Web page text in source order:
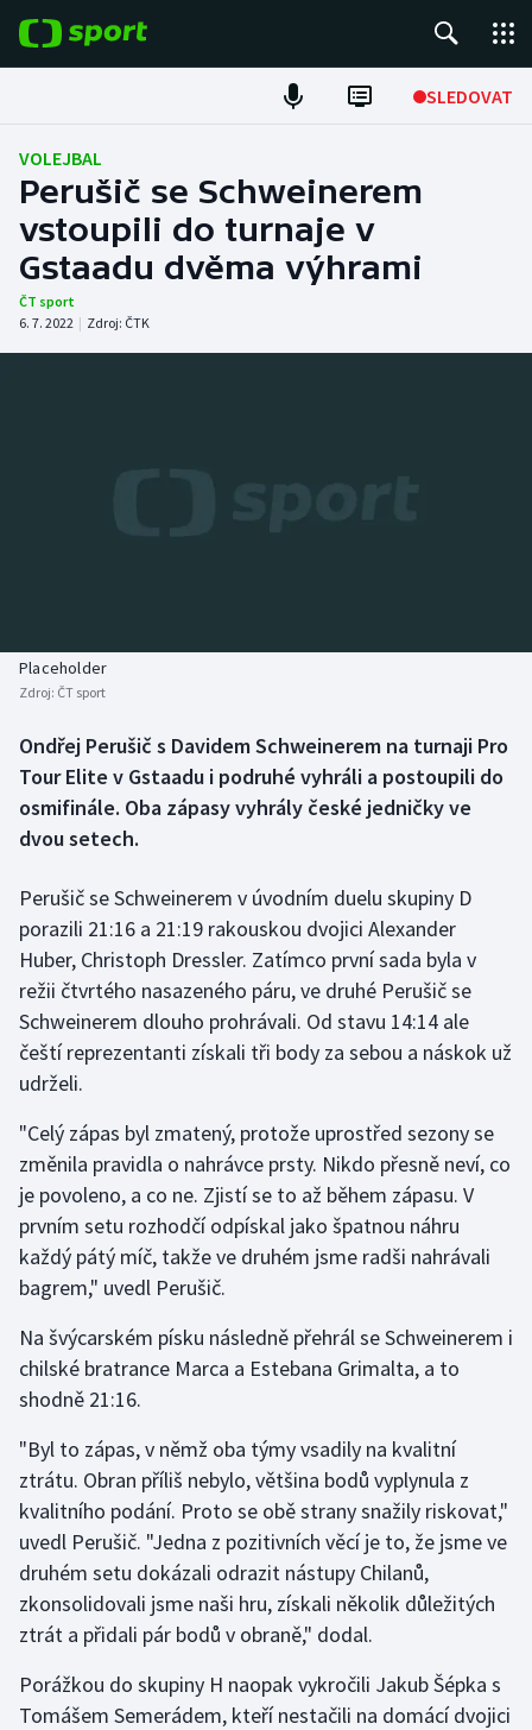
SLEDOVAT
Fotbal
Hokej
Tenis
Atletika
Biatlon
Box
Curling
Dostihy
Florbal
Futsal
Golf
Gymnastika
Házená
Jezdectví
Judo
Krasobruslení
Lezení
Lyže a snowboard
Moderní pětiboj
Motorsport
Olympijské hry
Parasport
Aplikace ČT sport
VOLEJBAL
Perušič se Schweinerem
vstoupili do turnaje v
Gstaadu dvěma výhrami
ČT sport
6. 7. 2022 | Zdroj: ČTK
Placeholder
Zdroj: ČT sport
Ondřej Perušič s Davidem Schweinerem na turnaji Pro
Tour Elite v Gstaadu i podruhé vyhráli a postoupili do
osmifinále. Oba zápasy vyhrály české jedničky ve
dvou setech.
Perušič se Schweinerem v úvodním duelu skupiny D
porazili 21:16 a 21:19 rakouskou dvojici Alexander
Huber, Christoph Dressler. Zatímco první sada byla v
režii čtvrtého nasazeného páru, ve druhé Perušič se
Schweinerem dlouho prohrávali. Od stavu 14:14 ale
čeští reprezentanti získali tři body za sebou a náskok už
udrželi.
"Celý zápas byl zmatený, protože uprostřed sezony se
změnila pravidla o nahrávce prsty. Nikdo přesně neví, co
je povoleno, a co ne. Zjistí se to až během zápasu. V
prvním setu rozhodčí odpískal jako špatnou náhru
každý pátý míč, takže ve druhém jsme radši nahrávali
bagrem," uvedl Perušič.
Na švýcarském písku následně přehrál se Schweinerem i
chilské bratrance Marca a Estebana Grimalta, a to
shodně 21:16.
"Byl to zápas, v němž oba týmy vsadily na kvalitní
ztrátu. Obran příliš nebylo, většina bodů vyplynula z
kvalitního podání. Proto se obě strany snažily riskovat,"
uvedl Perušič. "Jedna z pozitivních věcí je to, že jsme ve
druhém setu dokázali odrazit nástupy Chilanů,
zkonsolidovali jsme naši hru, získali několik důležitých
ztrát a přidali pár bodů v obraně," dodal.
Porážkou do skupiny H naopak vykročili Jakub Šépka s
Tomášem Semerádem, kteří nestačili na domácí dvojici